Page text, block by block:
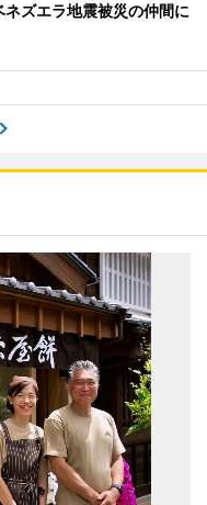
ズエラ地震被災の仲間に